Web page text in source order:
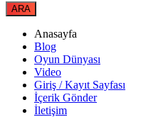
Anasayfa
Blog
Oyun Dünyası
Video
Giriş / Kayıt Sayfası
İçerik Gönder
İletişim